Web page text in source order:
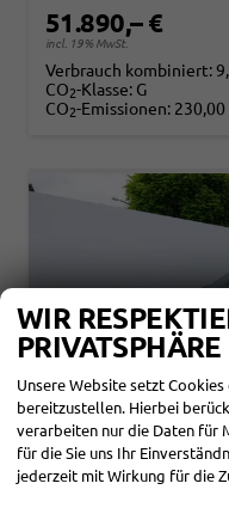
51.890,– €
incl. 19% MwSt.
Verbrauch kombiniert:
CO2-Klasse: G
CO2-Emissionen:
WIR
PRIVATSPHÄRE
Unsere Website setzt Cookies
bereitzustellen. Hierbei
verarbeiten nur die Daten für
für die Sie uns Ihr
jederzeit mit Wirkung für die